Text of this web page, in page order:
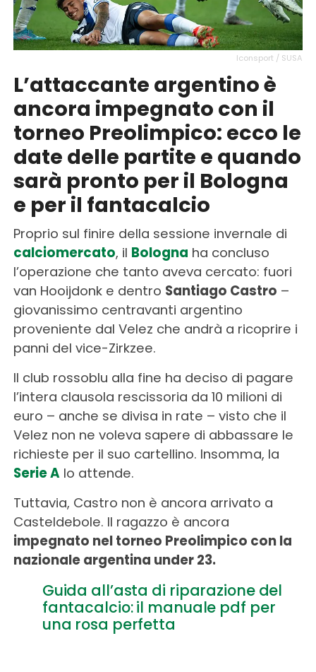
Iconsport / SUSA
L’attaccante argentino è
ancora impegnato con il
torneo Preolimpico: ecco le
date delle partite e quando
sarà pronto per il Bologna
e per il fantacalcio
Proprio sul finire della sessione invernale di
calciomercato, il Bologna ha concluso
l’operazione che tanto aveva cercato: fuori
van Hooijdonk e dentro Santiago Castro –
giovanissimo centravanti argentino
proveniente dal Velez che andrà a ricoprire i
panni del vice-Zirkzee.
Il club rossoblu alla fine ha deciso di pagare
l’intera clausola rescissoria da 10 milioni di
euro – anche se divisa in rate – visto che il
Velez non ne voleva sapere di abbassare le
richieste per il suo cartellino. Insomma, la
Serie Alo attende.
Tuttavia, Castro non è ancora arrivato a
Casteldebole. Il ragazzo è ancora
impegnato nel torneo Preolimpico con la
nazionale argentina under 23.
Guida all’asta di riparazione del
fantacalcio: il manuale pdf per
una rosa perfetta